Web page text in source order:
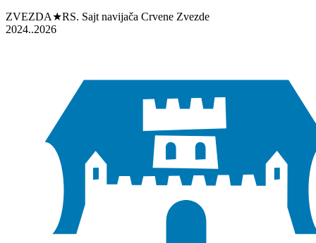
ZVEZDA★RS. Sajt navijača Crvene Zvezde
2024..2026